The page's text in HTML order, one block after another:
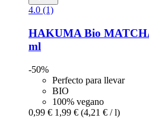
4.0 (1)
HAKUMA Bio
ml
-50%
Perfecto para llevar
BIO
100% vegano
0,99 € 1,99 € (4,21 € / l)